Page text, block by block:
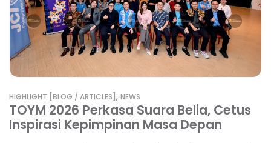
HIGHLIGHT [BLOG / ARTICLES] , NEWS
TOYM 2026 Perkasa Suara Belia, Cetus
Inspirasi Kepimpinan Masa Depan